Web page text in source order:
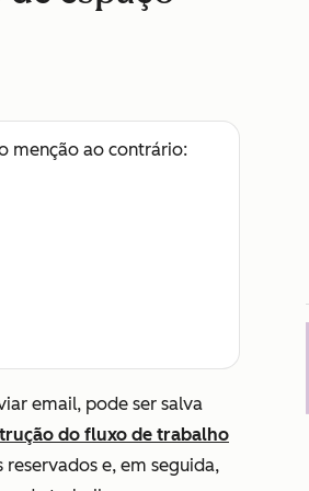
menção ao contrário:
email, pode ser salva
do fluxo de trabalho
e, em seguida,